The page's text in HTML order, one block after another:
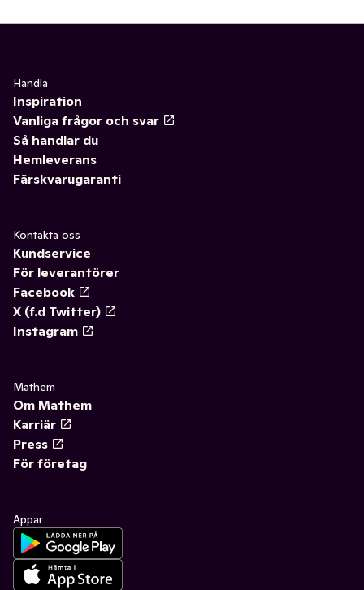
Handla
Inspiration
Vanliga frågor och svar
Så handlar du
Hemleverans
Färskvarugaranti
Kontakta oss
Kundservice
För leverantörer
Facebook
X (f.d Twitter)
Instagram
Mathem
Om Mathem
Karriär
Press
För företag
Appar